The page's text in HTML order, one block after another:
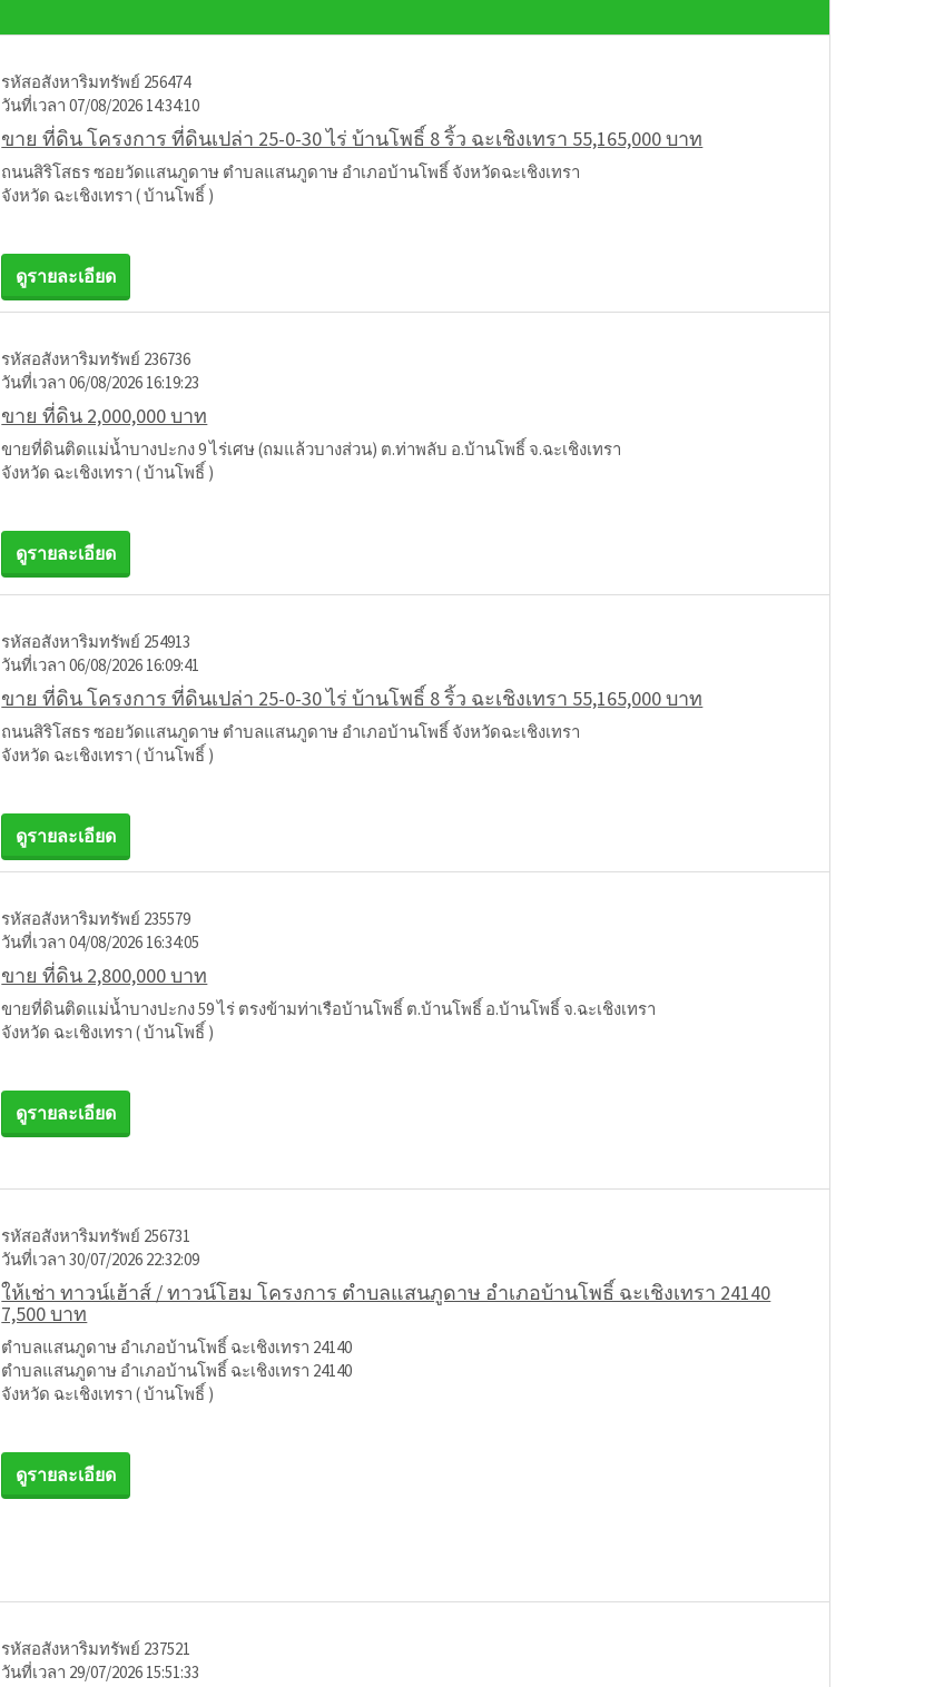
รหัสอสังหาริมทรัพย์ 256474
วันที่เวลา 07/08/2026 14:34:10
ขาย ที่ดิน โครงการ ที่ดินเปล่า 25-0-30 ไร่ บ้านโพธิ์ 8 ริ้ว ฉะเชิงเทรา 55,165,000 บาท
ถนนสิริโสธร ซอยวัดแสนภูดาษ ตำบลแสนภูดาษ อำเภอบ้านโพธิ์ จังหวัดฉะเชิงเทรา
จังหวัด ฉะเชิงเทรา ( บ้านโพธิ์ )
ดูรายละเอียด
รหัสอสังหาริมทรัพย์ 236736
วันที่เวลา 06/08/2026 16:19:23
ขาย ที่ดิน 2,000,000 บาท
ขายที่ดินติดแม่น้ำบางปะกง 9 ไร่เศษ (ถมแล้วบางส่วน) ต.ท่าพลับ อ.บ้านโพธิ์ จ.ฉะเชิงเทรา
จังหวัด ฉะเชิงเทรา ( บ้านโพธิ์ )
ดูรายละเอียด
รหัสอสังหาริมทรัพย์ 254913
วันที่เวลา 06/08/2026 16:09:41
ขาย ที่ดิน โครงการ ที่ดินเปล่า 25-0-30 ไร่ บ้านโพธิ์ 8 ริ้ว ฉะเชิงเทรา 55,165,000 บาท
ถนนสิริโสธร ซอยวัดแสนภูดาษ ตำบลแสนภูดาษ อำเภอบ้านโพธิ์ จังหวัดฉะเชิงเทรา
จังหวัด ฉะเชิงเทรา ( บ้านโพธิ์ )
ดูรายละเอียด
รหัสอสังหาริมทรัพย์ 235579
วันที่เวลา 04/08/2026 16:34:05
ขาย ที่ดิน 2,800,000 บาท
ขายที่ดินติดแม่น้ำบางปะกง 59 ไร่ ตรงข้ามท่าเรือบ้านโพธิ์ ต.บ้านโพธิ์ อ.บ้านโพธิ์ จ.ฉะเชิงเทรา
จังหวัด ฉะเชิงเทรา ( บ้านโพธิ์ )
ดูรายละเอียด
รหัสอสังหาริมทรัพย์ 256731
วันที่เวลา 30/07/2026 22:32:09
ให้เช่า ทาวน์เฮ้าส์ / ทาวน์โฮม โครงการ ตำบลแสนภูดาษ อำเภอบ้านโพธิ์ ฉะเชิงเทรา 24140
7,500 บาท
ตำบลแสนภูดาษ อำเภอบ้านโพธิ์ ฉะเชิงเทรา 24140
ตำบลแสนภูดาษ อำเภอบ้านโพธิ์ ฉะเชิงเทรา 24140
จังหวัด ฉะเชิงเทรา ( บ้านโพธิ์ )
ดูรายละเอียด
รหัสอสังหาริมทรัพย์ 237521
วันที่เวลา 29/07/2026 15:51:33